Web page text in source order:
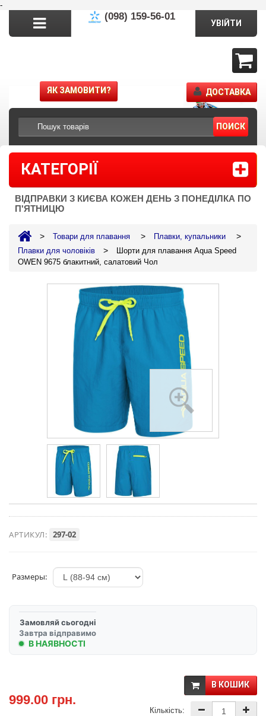
-
(098) 159-56-01
ПОИСК
УВІЙТИ
ЯК ЗАМОВИТИ? ДОСТАВКА
КАТЕГОРІЇ
ВІДПРАВКИ З КИЄВА КОЖЕН ДЕНЬ З ПОНЕДІЛКА ПО
П'ЯТНИЦЮ
> Товари для плавання > Плавки, купальники >
Плавки для чоловіків >
Шорти для плавання Aqua Speed
OWEN 9675 блакитний, салатовий Чол
АРТИКУЛ: 297-02
Размеры:
Замовляй сьогодні
Завтра відправимо
В НАЯВНОСТІ
999.00 грн.
В КОШИК
Кількість: